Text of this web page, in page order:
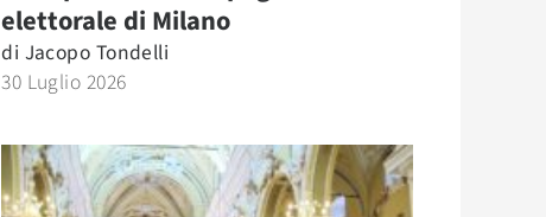
elettorale di Milano
di Jacopo Tondelli
30 Luglio 2026